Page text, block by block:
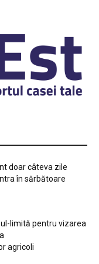
doar câteva zile
în sărbătoare
limită pentru vizarea
agricoli